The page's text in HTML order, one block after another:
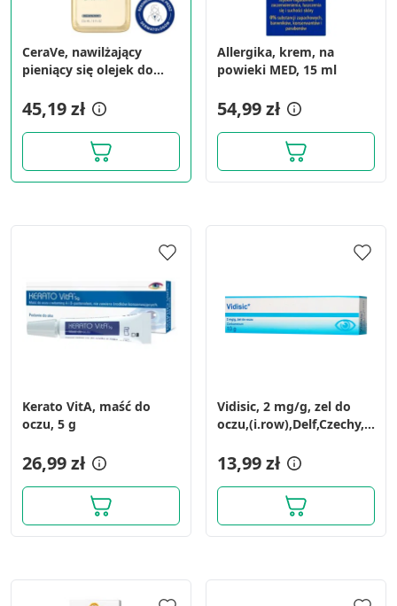
CeraVe, nawilżający
pieniący się olejek do
45,19 zł
Allergika, krem, na
powieki MED, 15 ml
54,99 zł
Kerato VitA, maść do
oczu, 5 g
26,99 zł
Vidisic, 2 mg/g, zel do
oczu,(i.row),Delf,Czechy,
13,99 zł